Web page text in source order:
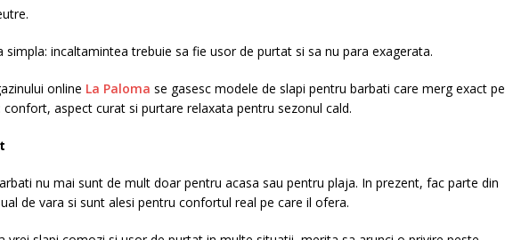
simpla: incaltamintea trebuie sa fie usor de purtat si sa nu para exagerata.
online La Paloma se gasesc modele de slapi pentru barbati care merg exact pe
confort, aspect curat si purtare relaxata pentru sezonul cald.
nu mai sunt de mult doar pentru acasa sau pentru plaja. In prezent, fac parte din
de vara si sunt alesi pentru confortul real pe care il ofera.